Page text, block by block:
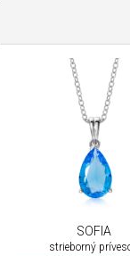
SOFIA
strieborný